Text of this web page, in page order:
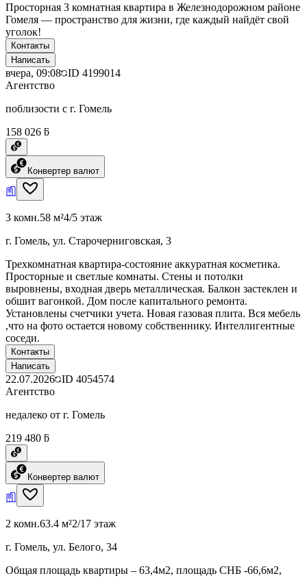
Просторная 3 комнатная квартира в Железнодорожном районе
Гомеля — пространство для жизни, где каждый найдёт свой
уголок!
Контакты
Написать
вчера, 09:08 ID 4199014
Агентство
поблизости с г. Гомель
158 026 ƃ
Конвертер валют
3 комн.58 м²4/5 этаж
г. Гомель, ул. Старочерниговская, 3
Трехкомнатная квартира-состояние аккуратная косметика.
Просторные и светлые комнаты. Стены и потолки
выровнены, входная дверь металлическая. Балкон застеклен и
обшит вагонкой. Дом после капитального ремонта.
Установлены счетчики учета. Новая газовая плита. Вся мебель
,что на фото остается новому собственнику. Интеллигентные
соседи.
Контакты
Написать
22.07.2026 ID 4054574
Агентство
недалеко от г. Гомель
219 480 ƃ
Конвертер валют
2 комн.63.4 м²2/17 этаж
г. Гомель, ул. Белого, 34
Общая площадь квартиры – 63,4м2, площадь СНБ -66,6м2,